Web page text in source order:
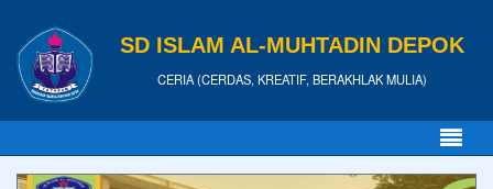
SD ISLAM AL-MUHTADIN DEPOK
CERIA (CERDAS, KREATIF, BERAKHLAK MULIA)